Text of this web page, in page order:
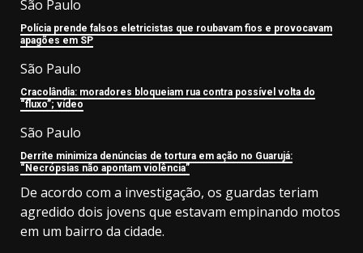
São Paulo
Polícia prende falsos eletricistas que roubavam fios e provocavam
apagões em SP
São Paulo
Cracolândia: moradores bloqueiam rua contra possível volta do
“fluxo”; vídeo
São Paulo
Derrite minimiza denúncias de tortura em ação no Guarujá:
“Necrópsias não apontam violência”
De acordo com a investigação, os guardas teriam
agredido dois jovens que estavam empinando motos
em um bairro da cidade.